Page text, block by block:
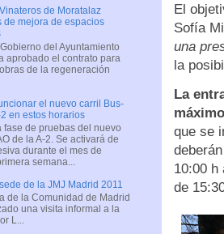
El
Sofía
una
la
La
que se
10:00 h
de
de Moratalaz
de mejora de espacios
del Ayuntamiento
aprobado el contrato para
de la regeneración
el nuevo carril Bus-
en estos horarios
fase de pruebas del nuevo
de la A-2. Se activará de
durante el mes de
semana...
de la JMJ Madrid 2011
de la Comunidad de Madrid
una visita informal a la
L...